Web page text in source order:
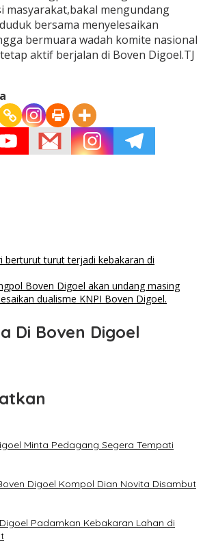
masyarakat,bakal mengundang
bersama menyelesaikan
bermuara wadah komite nasional
aktif berjalan di Boven Digoel.TJ
berturut turut terjadi kebakaran di
Boven Digoel akan undang masing
dualisme KNPI Boven Digoel.
Di Boven Digoel
Minta Pedagang Segera Tempati
Digoel Kompol Dian Novita Disambut
Padamkan Kebakaran Lahan di